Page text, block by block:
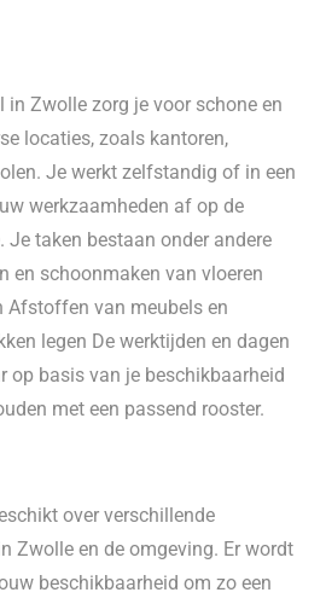
Zwolle zorg je voor schone en
locaties, zoals kantoren,
Je werkt zelfstandig of in een
werkzaamheden af op de
Je taken bestaan onder andere
en schoonmaken van vloeren
Afstoffen van meubels en
legen De werktijden en dagen
op basis van je beschikbaarheid
met een passend rooster.
over verschillende
Zwolle en de omgeving. Er wordt
beschikbaarheid om zo een